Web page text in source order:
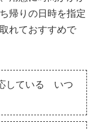
帰りの日時を指定
れておすすめで
している いつ